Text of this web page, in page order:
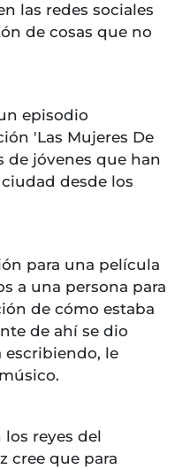
las redes sociales
de cosas que no
episodio
'Las Mujeres De
de jóvenes que han
desde los
para una película
a una persona para
de cómo estaba
de ahí se dio
escribiendo, le
reyes del
cree que para